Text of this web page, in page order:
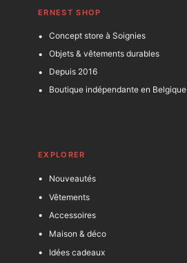
ERNEST SHOP
Concept store à Soignies
Objets & vêtements durables
Depuis 2016
Boutique indépendante en Belgique
EXPLORER
Nouveautés
Vêtements
Accessoires
Maison & déco
Idées cadeaux